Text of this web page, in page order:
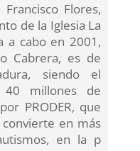
Flores,
de la Iglesia La
a cabo en 2001,
Cabrera, es de
siendo el
40 millones de
PRODER, que
en más
en la p